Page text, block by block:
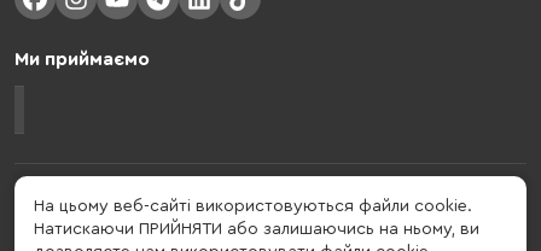
Ми приймаємо
Gelius - український бренд, який активно розвивається у сфері смарт
гаджетів та мобільних аксесуарів. Бренд заснований в 2013 році. Gelius
- це набагато більше ніж просто бренд, це стиль життя, який об'єднує в
На цьому веб-сайті використовуються файли cookie.
Натискаючи ПРИЙНЯТИ або залишаючись на ньому, ви